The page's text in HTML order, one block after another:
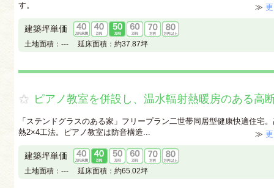
す。
≫
建築坪単価
土地面積： --- 延床面積： 約37.87坪
ピアノ教室を併設し、温水輻射熱暖房のある高
「ステンドグラスのある家」フリープラン二世帯同居型健康快適住宅
熱2×4工法。ピアノ教室は防音構造...
≫
建築坪単価
土地面積： --- 延床面積： 約65.02坪